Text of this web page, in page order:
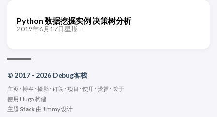
Python 数据挖掘实例 决策树分析
2019年6月17日星期一
© 2017 - 2026 Debug客栈
主页 ·博客 ·摄影 ·订阅 ·项目 ·使用 ·赞赏 · 关于
使用 Hugo构建
主题 Stack 由 Jimmy设计